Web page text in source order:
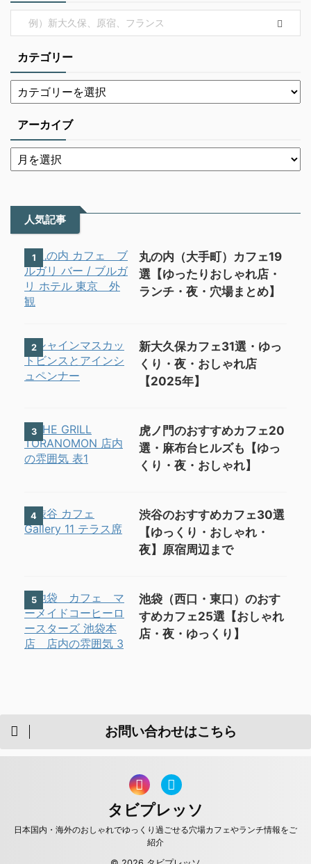
カテゴリー
アーカイブ
人気記事
1
丸の内（大手町）カフェ19
選【ゆったりおしゃれ店・
ランチ・夜・穴場まとめ】
2
新大久保カフェ31選・ゆっ
くり・夜・おしゃれ店
【2025年】
3
虎ノ門のおすすめカフェ20
選・麻布台ヒルズも【ゆっ
くり・夜・おしゃれ】
4
渋谷のおすすめカフェ30選
【ゆっくり・おしゃれ・
夜】原宿周辺まで
5
池袋（西口・東口）のおす
すめカフェ25選【おしゃれ
店・夜・ゆっくり】
お問い合わせはこちら
タビプレッソ
日本国内・海外のおしゃれでゆっくり過ごせる穴場カフェやランチ情報をご
紹介